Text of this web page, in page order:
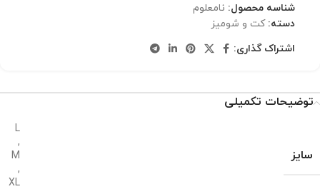
شناسه محصول: نامعلوم
دسته: کت و شومیز
اشتراک گذاری:
توضیحات تکمیلی
سایز
L
,
M
,
XL